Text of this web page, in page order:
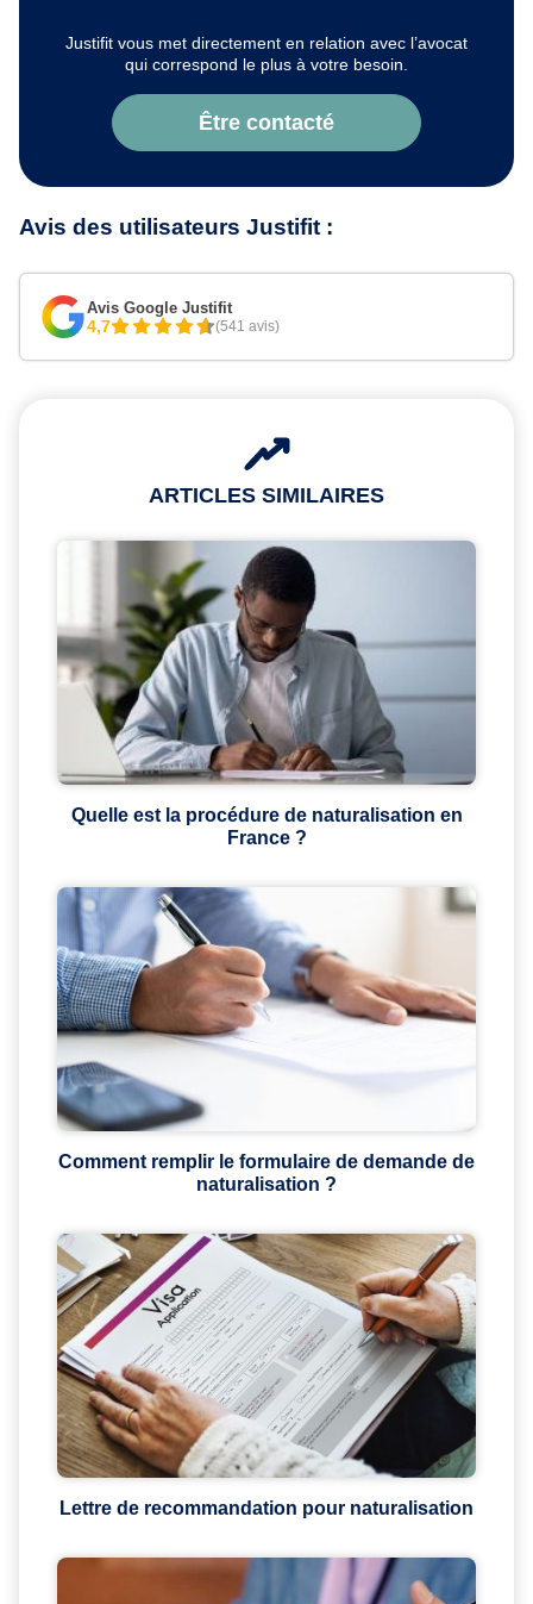
Justifit vous met directement en relation avec l’avocat
qui correspond le plus à votre besoin.
Être contacté
Avis des utilisateurs Justifit :
Avis Google Justifit
4,7 (541 avis)
ARTICLES SIMILAIRES
Quelle est la procédure de naturalisation en
France ?
Comment remplir le formulaire de demande de
naturalisation ?
Lettre de recommandation pour naturalisation